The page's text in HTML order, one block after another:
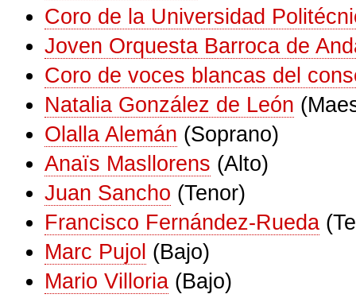
Coro de la Universidad
Joven Orquesta Barroca de
Coro de voces blancas del
Natalia González de León
Olalla Alemán (Soprano)
Anaïs Masllorens (Alto)
Juan Sancho (Tenor)
Francisco Fernández-Rueda
Marc Pujol (Bajo)
Mario Villoria (Bajo)